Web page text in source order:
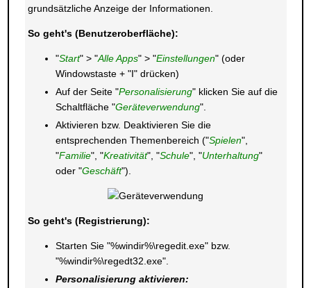
grundsätzliche Anzeige der Informationen.
So geht's (Benutzeroberfläche):
"Start" > "Alle Apps" > "Einstellungen" (oder
Windowstaste + "I" drücken)
Auf der Seite "Personalisierung" klicken Sie auf die
Schaltfläche "Geräteverwendung".
Aktivieren bzw. Deaktivieren Sie die
entsprechenden Themenbereich ("Spielen",
"Familie", "Kreativität", "Schule", "Unterhaltung"
oder "Geschäft").
So geht's (Registrierung):
Starten Sie "%windir%\regedit.exe" bzw.
"%windir%\regedt32.exe".
Personalisierung aktivieren: